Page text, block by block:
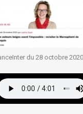
du 28 octobre 2020